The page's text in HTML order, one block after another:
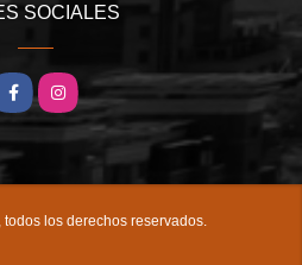
SOCIALES
Instagram
, todos los derechos reservados.